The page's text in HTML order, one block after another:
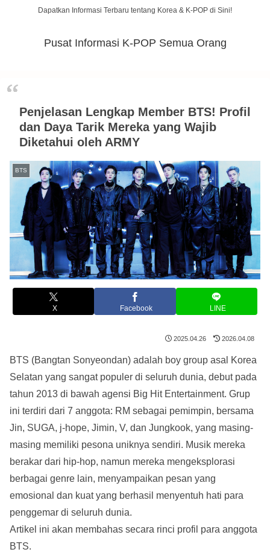
Dapatkan Informasi Terbaru tentang Korea & K-POP di Sini!
Pusat Informasi K-POP Semua Orang
Penjelasan Lengkap Member BTS! Profil
dan Daya Tarik Mereka yang Wajib
Diketahui oleh ARMY
BTS
X Facebook LINE
2025.04.26 2026.04.08
BTS (Bangtan Sonyeondan) adalah boy group asal Korea
Selatan yang sangat populer di seluruh dunia, debut pada
tahun 2013 di bawah agensi Big Hit Entertainment. Grup
ini terdiri dari 7 anggota: RM sebagai pemimpin, bersama
Jin, SUGA, j-hope, Jimin, V, dan Jungkook, yang masing-
masing memiliki pesona uniknya sendiri. Musik mereka
berakar dari hip-hop, namun mereka mengeksplorasi
berbagai genre lain, menyampaikan pesan yang
emosional dan kuat yang berhasil menyentuh hati para
penggemar di seluruh dunia.
Artikel ini akan membahas secara rinci profil para anggota
BTS.